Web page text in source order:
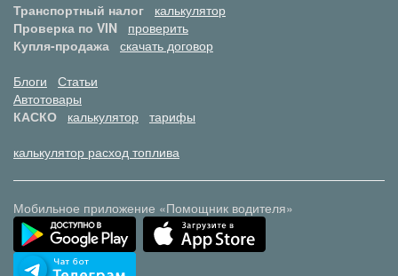
Транспортный налог
калькулятор
Проверка по VIN
проверить
Купля-продажа скачать договор
Блоги
Статьи
Автотовары
КАСКО
калькулятор тарифы
калькулятор расход топлива
Мобильное приложение «Помощник водителя»